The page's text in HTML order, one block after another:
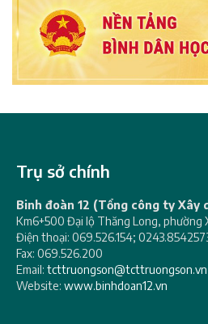
Trụ sở chính
Binh đoàn 12 (Tổng công ty Xây
Km6+500 Đại lộ Thăng Long, phường
Điện thoại: 069.526.154;
Fax: 069.526.200
Email: tcttruongson@tcttruongson.vn
Website: www.binhdoan12.vn